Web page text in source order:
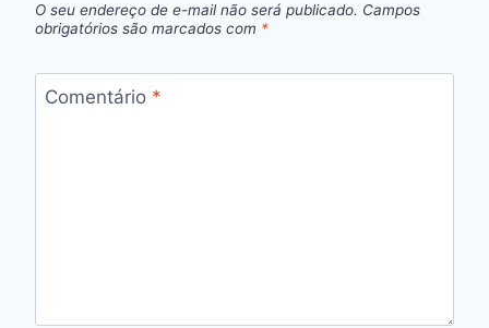
O seu endereço de e-mail não será publicado. Campos
obrigatórios são marcados com *
Comentário *